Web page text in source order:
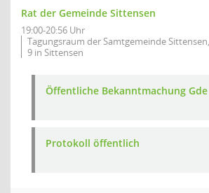
Rat der Gemeinde Sittensen
19:00-20:56 Uhr
Tagungsraum der Samtgemeinde
9 in Sittensen
Öffentliche Bekanntmachung Gde
Protokoll öffentlich